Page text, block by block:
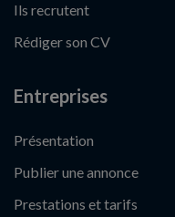
Ils recrutent
Rédiger son CV
Entreprises
Présentation
Publier une annonce
Prestations et tarifs